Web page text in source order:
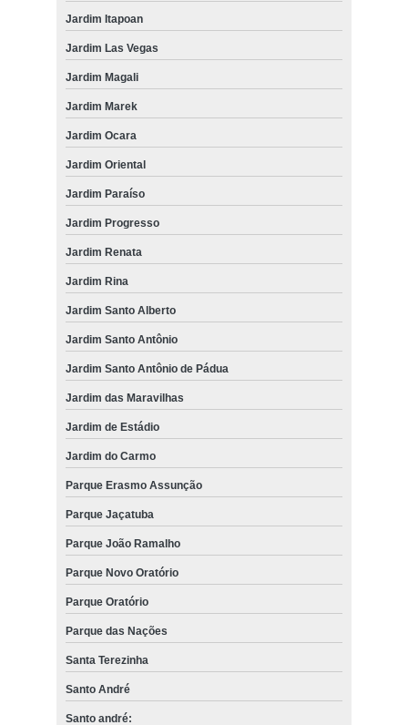
Jardim Itapoan
Jardim Las Vegas
Jardim Magali
Jardim Marek
Jardim Ocara
Jardim Oriental
Jardim Paraíso
Jardim Progresso
Jardim Renata
Jardim Rina
Jardim Santo Alberto
Jardim Santo Antônio
Jardim Santo Antônio de Pádua
Jardim das Maravilhas
Jardim de Estádio
Jardim do Carmo
Parque Erasmo Assunção
Parque Jaçatuba
Parque João Ramalho
Parque Novo Oratório
Parque Oratório
Parque das Nações
Santa Terezinha
Santo André
Santo andré: